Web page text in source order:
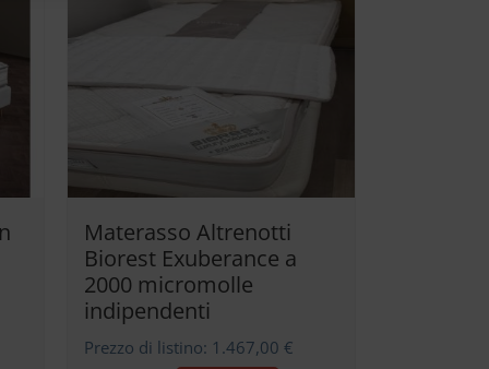
Materasso Altrenotti
Biorest Exuberance a
2000 micromolle
indipendenti
Prezzo di listino: 1.467,00 €